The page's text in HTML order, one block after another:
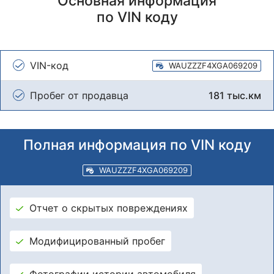
по VIN коду
VIN-код WAUZZZF4XGA069209
Пробег от продавца 181 тыс.км
Полная информация по VIN коду
WAUZZZF4XGA069209
Отчет о скрытых повреждениях
Модифицированный пробег